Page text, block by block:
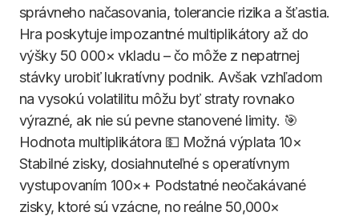
správneho načasovania, tolerancie rizika a šťastia.
Hra poskytuje impozantné multiplikátory až do
výšky 50 000× vkladu – čo môže z nepatrnej
stávky urobiť lukratívny podnik. Avšak vzhľadom
na vysokú volatilitu môžu byť straty rovnako
výrazné, ak nie sú pevne stanovené limity. 🎯
Hodnota multiplikátora 💵 Možná výplata 10×
Stabilné zisky, dosiahnuteľné s operatívnym
vystupovaním 100×+ Podstatné neočakávané
zisky, ktoré sú vzácne, no reálne 50,000×